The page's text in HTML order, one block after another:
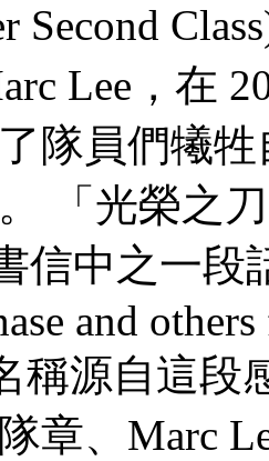
Second
Lee，在
隊員們犧
「光榮之
信中之一段
and
源自這段
章、Marc